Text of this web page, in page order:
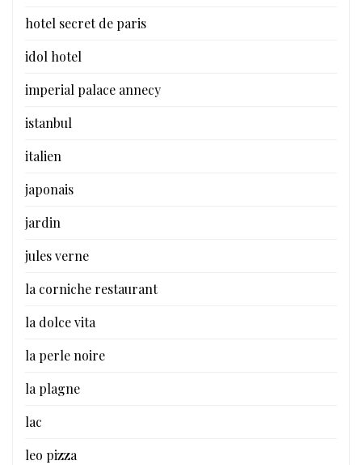
hotel secret de paris
idol hotel
imperial palace annecy
istanbul
italien
japonais
jardin
jules verne
la corniche restaurant
la dolce vita
la perle noire
la plagne
lac
leo pizza